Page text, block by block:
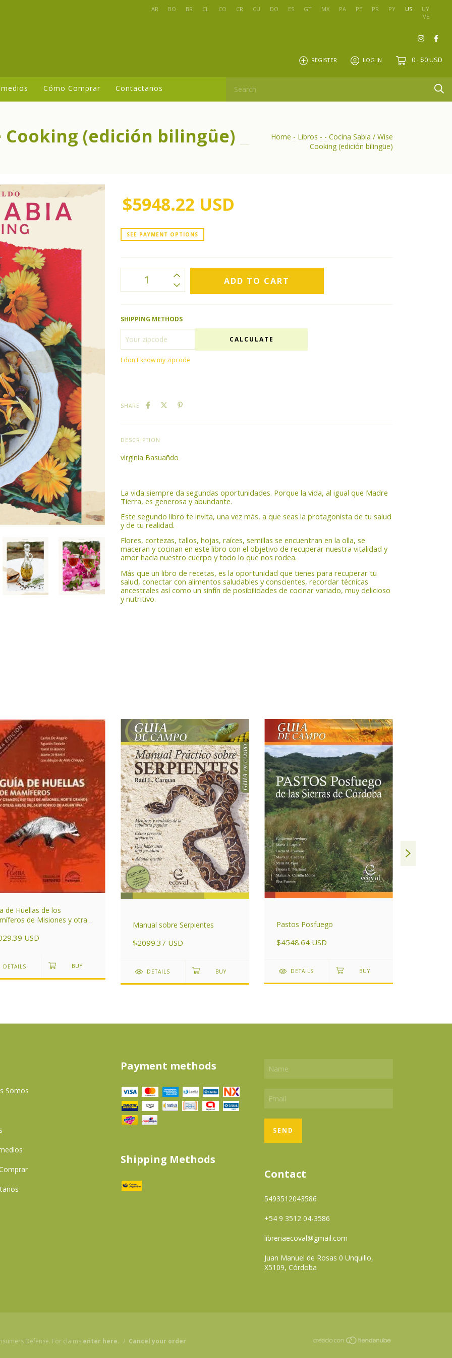
AR BO BR CL CO CR CU DO ES GT MX PA PE PR PY US
UY
VE
REGISTER LOG IN 0 - $0 USD
Cómo Comprar Contactanos
Cooking (edición bilingüe) Home - Libros - - Cocina Sabia / Wise
Cooking (edición bilingüe)
$5948.22 USD
SEE PAYMENT OPTIONS
SHIPPING METHODS
CALCULATE
I don't know my zipcode
SHARE
DESCRIPTION
virginia Basuañdo
La vida siempre da segundas oportunidades. Porque la vida, al igual que Madre
Tierra, es generosa y abundante.
Este segundo libro te invita, una vez más, a que seas la protagonista de tu salud
y de tu realidad.
Flores, cortezas, tallos, hojas, raíces, semillas se encuentran en la olla, se
maceran y cocinan en este libro con el objetivo de recuperar nuestra vitalidad y
amor hacia nuestro cuerpo y todo lo que nos rodea.
Más que un libro de recetas, es la oportunidad que tienes para recuperar tu
salud, conectar con alimentos saludables y conscientes, recordar técnicas
ancestrales así como un sinfín de posibilidades de cocinar variado, muy delicioso
y nutritivo.
de Huellas de los
de Misiones y otras
USD
DETAILS
Manual sobre Serpientes
$2099.37 USD
DETAILS
Pastos Posfuego
$4548.64 USD
DETAILS
Somos
Payment methods
Shipping Methods
Contact
5493512043586
+54 9 3512 04-3586
libreriaecoval@gmail.com
Juan Manuel de Rosas 0 Unquillo,
X5109, Córdoba
Defense. For claims enter here. / Cancel your order